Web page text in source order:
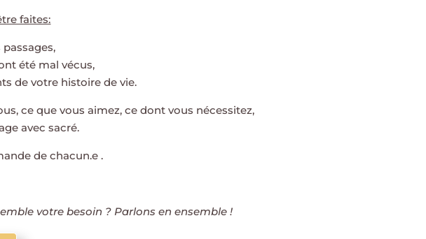
faites:
été mal vécus,
de votre histoire de vie.
ce que vous aimez, ce dont vous nécessitez,
avec sacré.
de chacun.e .
votre besoin ? Parlons en ensemble !